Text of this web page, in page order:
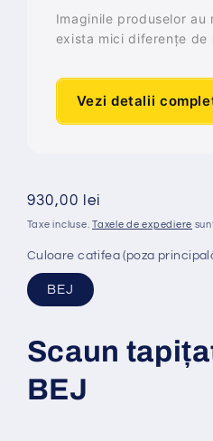
Imaginile produselor
exista mici diferențe de
Vezi detalii
Preț
obișnuit
930,00 lei
Taxe incluse.Taxele de expediere
Culoare catifea (poza
BEJ
Scaun tapiț
BEJ